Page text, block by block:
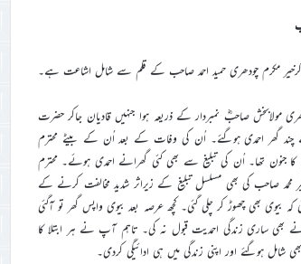
حضرت چودھری مولابخش صاحبؓ نمبردار کے ذریعہ ہوا جنہیں قادیان جاکر حضرت
چند گھر احمدی ہوگئے۔ اُن کی وفات کے بعد اُن کے بیٹے محترم
جنون تھا۔ اُن کی تبلیغ سے بھی کئی گھرانے احمدی ہوئے۔ محترم
صاحب کی بھی مسلسل تبلیغ کے زیراثر شدید مخالفت کرنے کے
بیوی بھی چھوڑ کر چلی گئی۔ کچھ عرصہ بعد بیوی واپس گھر تو آگئی
بھی ساری زندگی احمدیت قبول نہ کی۔ تاہم آپ نے ہر ابتلا کا
شامل ہوگئے اور اپنی زندگی میں ہی ادائیگی کردی۔